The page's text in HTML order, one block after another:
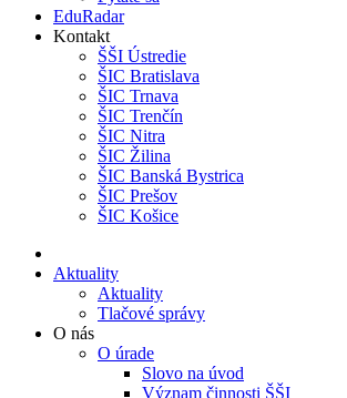
EduRadar
Kontakt
ŠŠI Ústredie
ŠIC Bratislava
ŠIC Trnava
ŠIC Trenčín
ŠIC Nitra
ŠIC Žilina
ŠIC Banská Bystrica
ŠIC Prešov
ŠIC Košice
Aktuality
Aktuality
Tlačové správy
O nás
O úrade
Slovo na úvod
Význam činnosti ŠŠI